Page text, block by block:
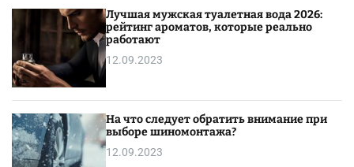
Лучшая мужская туалетная вода 2026:
рейтинг ароматов, которые реально
работают
12.09.2023
На что следует обратить внимание при
выборе шиномонтажа?
12.09.2023